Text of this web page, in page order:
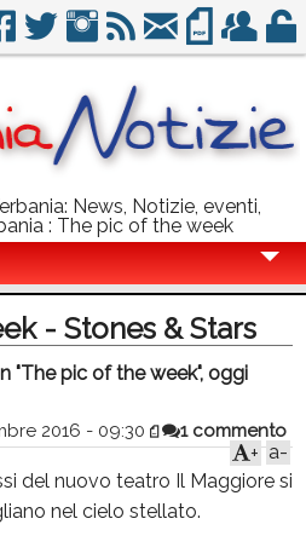
News, Notizie, eventi,
: The pic of the week
- Stones & Stars
"The pic of the week", oggi
2016 - 09:30 1 commento
a-
+
del nuovo teatro Il Maggiore si
nel cielo stellato.